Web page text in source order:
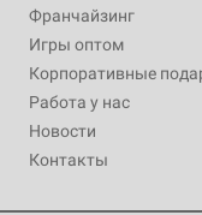
Франчайзинг
Игры оптом
Корпоративные
Работа у нас
Новости
Контакты